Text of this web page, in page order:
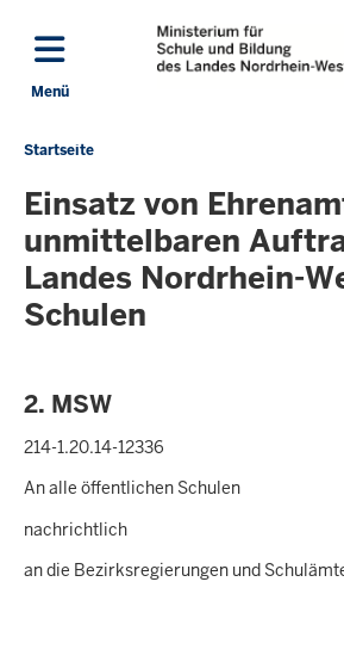
Direkt zum
Menü
Sie
sich
hier
Startseite
Einsatz von
unmittelbaren
Landes Nordrhein-
Schulen
2. MSW
214-1.20.14-12336
An alle öffentlichen Schulen
nachrichtlich
an die Bezirksregierungen und